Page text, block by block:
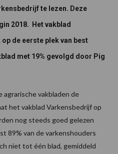
te lezen. Deze
2018. Het vakblad
de eerste plek van best
met 19% gevolgd door Pig
vakbladen de
het vakblad Varkensbedrijf op
nog steeds goed gelezen
89% van de varkenshouders
niet tot één blad, gemiddeld